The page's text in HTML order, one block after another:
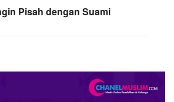
Pisah dengan Suami